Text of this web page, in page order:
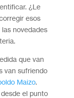
¿Le
esos
novedades
que van
van sufriendo
Maizo.
el punto